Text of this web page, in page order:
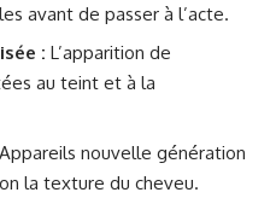
avant de passer à l’acte.
: L’apparition de
au teint et à la
Appareils nouvelle génération
la texture du cheveu.